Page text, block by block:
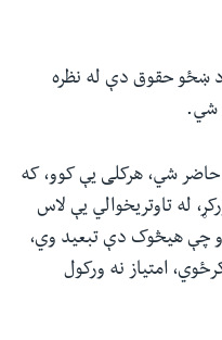
ښځو حقوق دې له نظره
شي.
مذاکرې ته حاضر شي، هرکلی یې کوو، که
له تاوتریخوالي یې لاس
چې هیڅوک دې تبعید وي،
امتیاز نه ورکول